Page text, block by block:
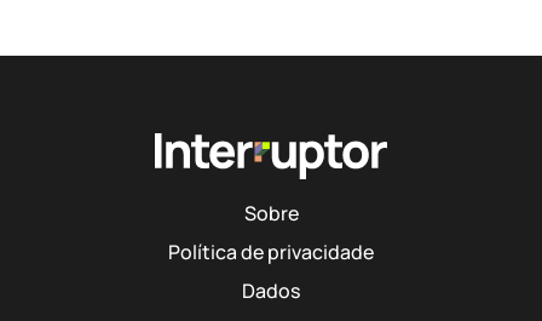
Sobre
Política de privacidade
Dados